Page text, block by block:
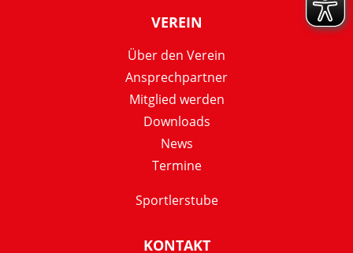
VEREIN
Über den Verein
Ansprechpartner
Mitglied werden
Downloads
News
Termine
Sportlerstube
KONTAKT